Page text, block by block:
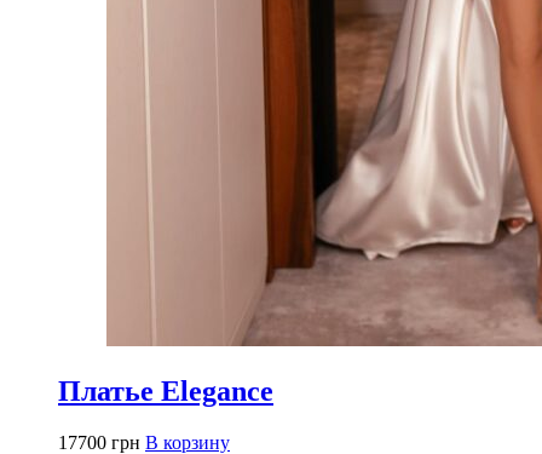
Платье Elegance
17700 грн В корзину